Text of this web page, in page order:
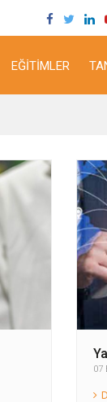
EĞITIMLER
07